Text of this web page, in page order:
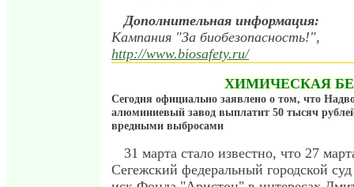
Дополнительная информация:
Кампания "За биобезопасность!",
http://www.biosafety.ru/
ХИМИЧЕСКАЯ
Сегодня официально заявлено о том, что
алюминиевый завод выплатит 50 тысяч
вредными выбросами
31 марта стало известно, что 27
Сегежский федеральный городской